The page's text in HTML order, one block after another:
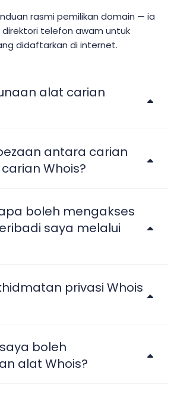
rasmi pemilikan domain — ia
telefon awam untuk
didaftarkan di internet.
alat carian
antara carian
Whois?
boleh mengakses
saya melalui
privasi Whois
boleh
alat Whois?